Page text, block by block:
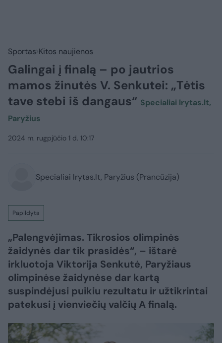
Sportas Kitos naujienos
Galingai į finalą – po jautrios
mamos žinutės V. Senkutei: „Tėtis
tave stebi iš dangaus“ Specialiai lrytas.lt,
Paryžius
2024 m. rugpjūčio 1 d. 10:17
Specialiai lrytas.lt, Paryžius (Prancūzija)
Papildyta
„Palengvėjimas. Tikrosios olimpinės
žaidynės dar tik prasidės“, – ištarė
irkluotoja Viktorija Senkutė, Paryžiaus
olimpinėse žaidynėse dar kartą
suspindėjusi puikiu rezultatu ir užtikrintai
patekusi į vienviečių valčių A finalą.